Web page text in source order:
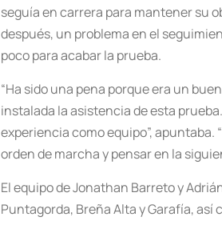
seguía en carrera para mantener su
después, un problema en el
poco para acabar la prueba.
“Ha sido una pena porque era un
instalada la asistencia de esta
experiencia como equipo”,
orden de marcha y pensar en la
El equipo de Jonathan Barreto y
Puntagorda, Breña Alta y Garafía,